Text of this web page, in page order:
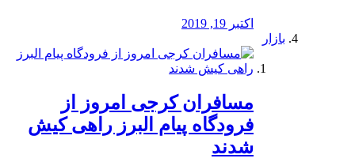
اکتبر 19, 2019
بازار
مسافران کرجی امروز از
فرودگاه پیام البرز راهی کیش
شدند